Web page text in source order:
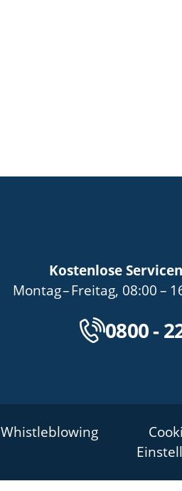
Kostenlose
Montagbis
–Freitag, von
08:00–
0800 -
Whistleblowing